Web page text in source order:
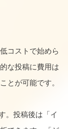
コストで始めら
な投稿に費用は
とが可能です。
。投稿後は「イ